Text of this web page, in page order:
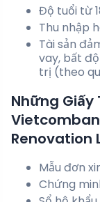
Độ tuổi từ
Thu nhập
Tài sản
vay, bất
trị (theo
Những Giấy
Renovation
Mẫu đơn
Chứng